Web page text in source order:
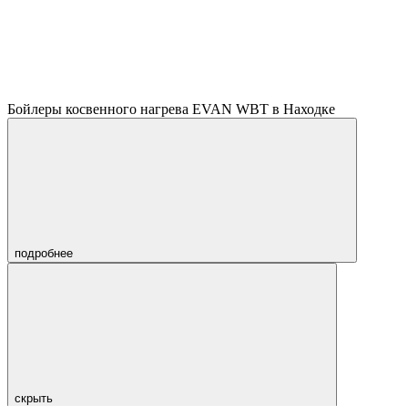
Бойлеры косвенного нагрева EVAN WBT в Находке
подробнее
скрыть